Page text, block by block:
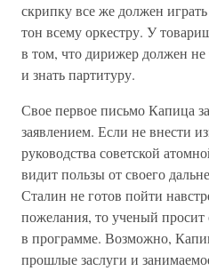
скрипку все же должен
тон всему оркестру. У
в том, что дирижер должен не
и знать партитуру.
Свое первое письмо Капица
заявлением. Если не внести
руководства советской
видит пользы от своего
Сталин не готов пойти
пожелания, то ученый просит
в программе. Возможно,
прошлые заслуги и